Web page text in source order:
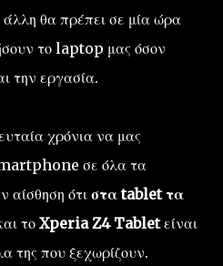
άλλη θα πρέπει σε μία ώρα
το laptop μας όσον
την εργασία.
χρόνια να μας
σε όλα τα
αίσθηση ότι στα tablet τα
τοXperia Z4 Tabletείναι
της που ξεχωρίζουν.